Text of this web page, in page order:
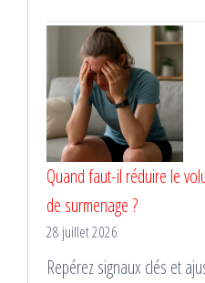
Quand faut-il réduire le
de surmenage ?
28 juillet 2026
Repérez signaux clés et